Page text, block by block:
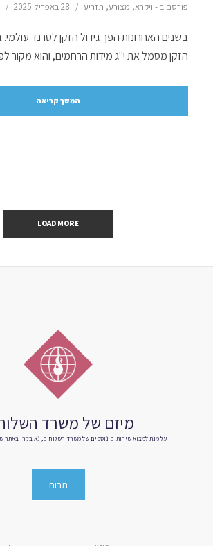
פורסם ב - ויקרא, מצורע, תזריע 28 באפריל 2025
בשנים האחרונות הפך גידול הזקן לטרנד עולמי.
הזקן מסמל את י"ג מידות הרחמים, והוא מקור
המשך קריאה
LOAD MORE
מיזם של משרד
על מנת למצוא שירותים נוספים של משרד השלוחים, נא בקרו באתר
תרום